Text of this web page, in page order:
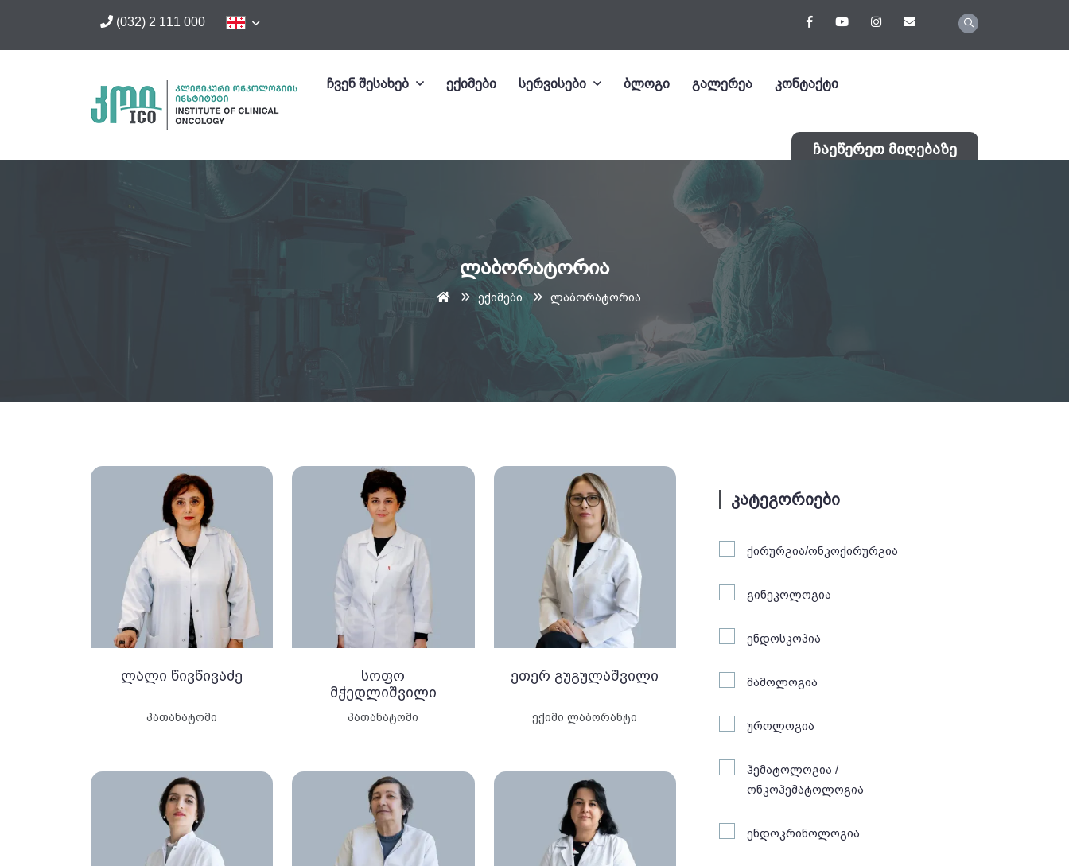
(032) 2 111 000
ჩვენ შესახებ ექიმები სერვისები ბლოგი გალერეა კონტაქტი
ჩაეწერეთ მიღებაზე
ლაბორატორია
ექიმები ლაბორატორია
ლალი წივწივაძე
პათანატომი
სოფო
მჭედლიშვილი
პათანატომი
ეთერ გუგულაშვილი
ექიმი ლაბორანტი
კატეგორიები
ქირურგია/ონკოქირურგია
გინეკოლოგია
ენდოსკოპია
მამოლოგია
უროლოგია
ჰემატოლოგია /
ონკოჰემატოლოგია
ენდოკრინოლოგია